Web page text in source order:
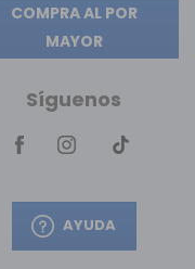
COMPRA AL POR
MAYOR
Síguenos
AYUDA